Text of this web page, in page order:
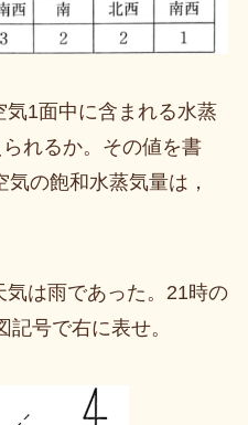
1面中に含まれる水蒸
れるか。その値を書
の飽和水蒸気量は，
は雨であった。21時の
号で右に表せ。